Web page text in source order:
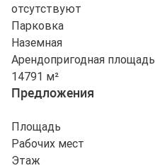
отсутствуют
Парковка
Наземная
Арендопригодная площадь
14791 м²
Предложения
Площадь
Рабочих мест
Этаж